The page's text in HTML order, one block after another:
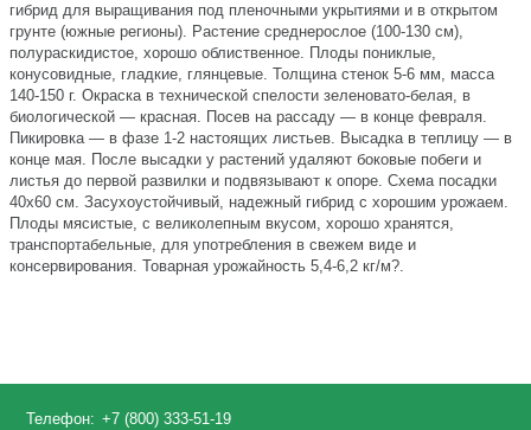
гибрид для выращивания под пленочными укрытиями и в открытом
грунте (южные регионы). Растение среднерослое (100-130 см),
полураскидистое, хорошо облиственное. Плоды пониклые,
конусовидные, гладкие, глянцевые. Толщина стенок 5-6 мм, масса
140-150 г. Окраска в технической спелости зеленовато-белая, в
биологической — красная. Посев на рассаду — в конце февраля.
Пикировка — в фазе 1-2 настоящих листьев. Высадка в теплицу — в
конце мая. После высадки у растений удаляют боковые побеги и
листья до первой развилки и подвязывают к опоре. Схема посадки
40x60 см. Засухоустойчивый, надежный гибрид с хорошим урожаем.
Плоды мясистые, с великолепным вкусом, хорошо хранятся,
транспортабельные, для употребления в свежем виде и
консервирования. Товарная урожайность 5,4-6,2 кг/м?.
Телефон: +7 (800) 333-51-19